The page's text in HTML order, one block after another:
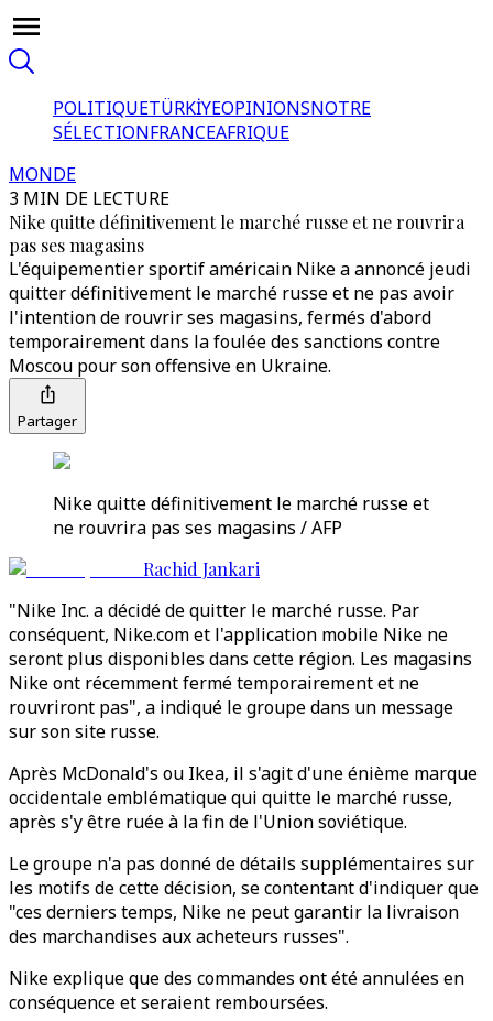
POLITIQUETÜRKİYEOPINIONSNOTRE
SÉLECTIONFRANCEAFRIQUE
MONDE
3 MIN DE LECTURE
Nike quitte définitivement le marché russe et ne rouvrira
pas ses magasins
L'équipementier sportif américain Nike a annoncé jeudi
quitter définitivement le marché russe et ne pas avoir
l'intention de rouvrir ses magasins, fermés d'abord
temporairement dans la foulée des sanctions contre
Moscou pour son offensive en Ukraine.
Partager
Nike quitte définitivement le marché russe et
ne rouvrira pas ses magasins / AFP
Rachid Jankari
"Nike Inc. a décidé de quitter le marché russe. Par
conséquent, Nike.com et l'application mobile Nike ne
seront plus disponibles dans cette région. Les magasins
Nike ont récemment fermé temporairement et ne
rouvriront pas", a indiqué le groupe dans un message
sur son site russe.
Après McDonald's ou Ikea, il s'agit d'une énième marque
occidentale emblématique qui quitte le marché russe,
après s'y être ruée à la fin de l'Union soviétique.
Le groupe n'a pas donné de détails supplémentaires sur
les motifs de cette décision, se contentant d'indiquer que
"ces derniers temps, Nike ne peut garantir la livraison
des marchandises aux acheteurs russes".
Nike explique que des commandes ont été annulées en
conséquence et seraient remboursées.